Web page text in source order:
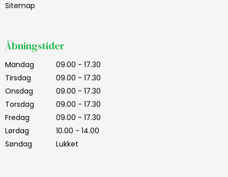
Sitemap
Åbningstider
Mandag
09.00 - 17.30
Tirsdag
09.00 - 17.30
Onsdag
09.00 - 17.30
Torsdag
09.00 - 17.30
Fredag
09.00 - 17.30
Lørdag
10.00 - 14.00
Søndag
Lukket